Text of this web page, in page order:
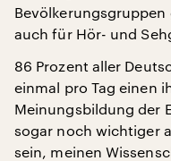
Bevölkerungsgruppen
auch für Hör- und
86 Prozent aller
einmal pro Tag einen
Meinungsbildung der
sogar noch wichtiger
sein, meinen